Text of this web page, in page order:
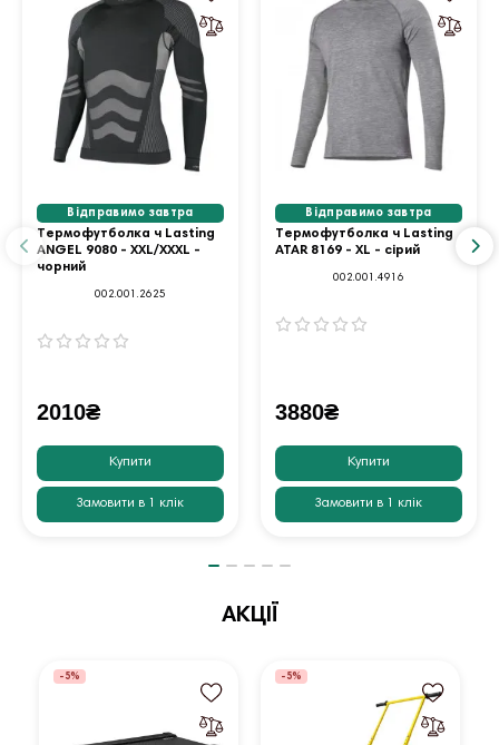
Відправимо завтра
Термофутболка ч Lasting
ANGEL 9080 - XXL/XXXL -
чорний
002.001.2625
2010₴
Купити
Замовити в 1 клік
Відправимо завтра
Термофутболка ч Lasting
ATAR 8169 - XL - сірий
002.001.4916
3880₴
Купити
Замовити в 1 клік
АКЦІЇ
-5% -5%